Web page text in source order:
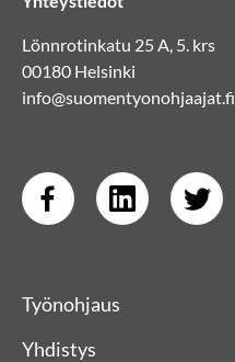
Lönnrotinkatu 25 A, 5. krs
00180 Helsinki
info@suomentyonohjaajat.fi
Työnohjaus
Yhdistys